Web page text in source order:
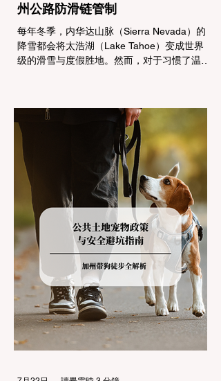
州公路防滑链管制
每年冬季，内华达山脉（Sierra Nevada）的
降雪都会将太浩湖（Lake Tahoe）变成世界
级的滑雪与度假胜地。然而，对于习惯了温暖
(Chain Controls)。 不了解这些规定，不仅可
能面临高额罚单或被公路巡警（CHP）劝
返，更可能在冰雪路面上引发严重的安全事
故。本文将为您系统解析加州的防滑链政策，
帮助您明确自己的车型在不同路况下的具体要
求，并为出行做好充足准备。 一、 核心概
念：看懂加州 R1, R2, R3 管制级别 当恶劣天
气来袭，加州交通局会在公路上启动防滑链管
制，并通过电子路牌指示当前的管制级别。加
州采用三个递进的级别（R1至R3）来规范通
行车辆： R1 管制 (Requirement 1) 规定内
容： 所有车辆必须安装防滑链。 豁免条件：
乘用车（Passenger Vehicles）、轻型卡车
（Light Trucks）只要配备了雪地轮胎（Snow
Tires），即可免装防滑链